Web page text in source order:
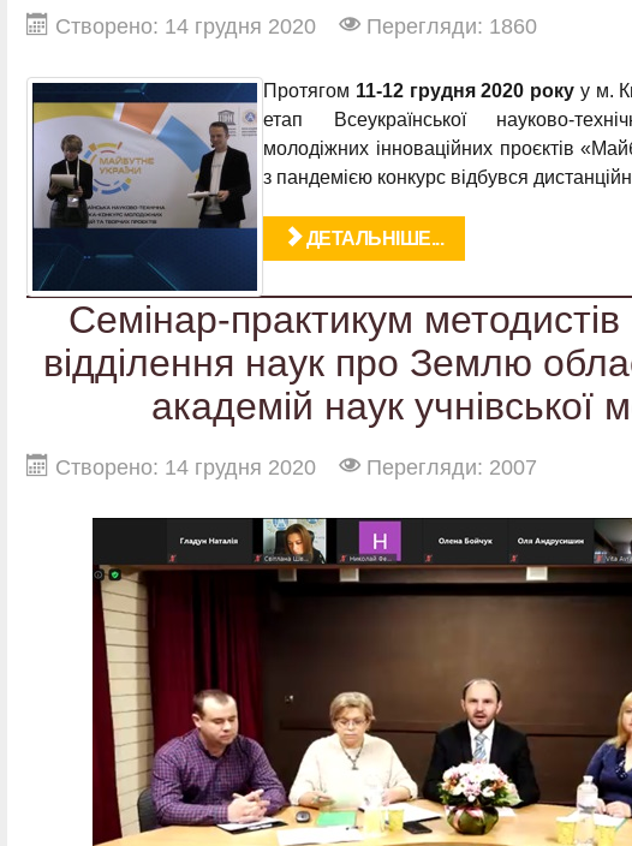
Створено: 14 грудня 2020 Перегляди: 1860
Протягом 11-12 грудня 2020 року у м.
етап Всеукраїнської науково-
молодіжних інноваційних проєктів
з пандемією конкурс відбувся
ДЕТАЛЬНІШЕ...
Семінар-практикум методистів
відділення наук про Землю
академій наук учнівської
Створено: 14 грудня 2020 Перегляди: 2007